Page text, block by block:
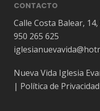
CONTACTO
Calle Costa Balear,
950 265 625
Nueva Vida Iglesia
| Política de Privacidad